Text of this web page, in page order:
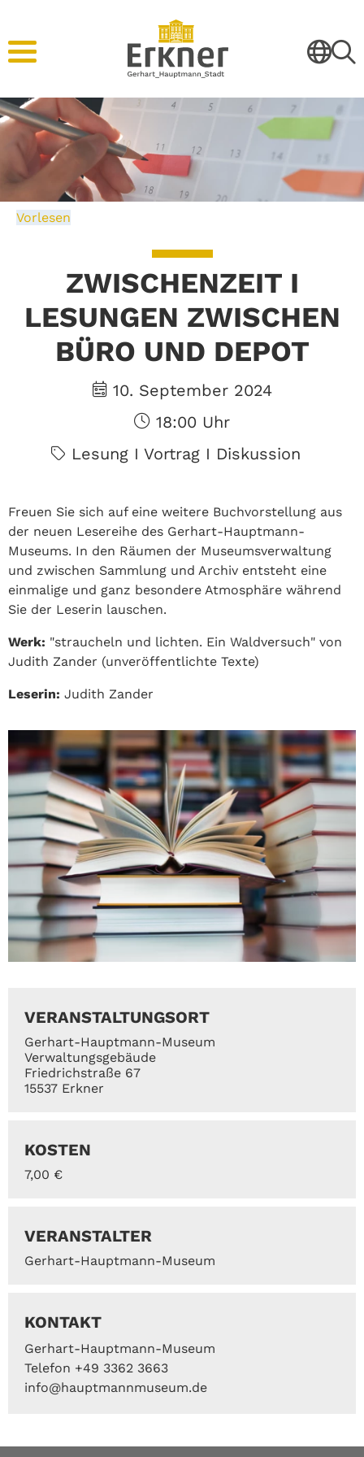
Vorlesen
ZWISCHENZEIT I
LESUNGEN ZWISCHEN
BÜRO UND DEPOT
10. September 2024
18:00 Uhr
Lesung I Vortrag I Diskussion
Freuen Sie sich auf eine weitere Buchvorstellung aus
der neuen Lesereihe des Gerhart-Hauptmann-
Museums. In den Räumen der Museumsverwaltung
und zwischen Sammlung und Archiv entsteht eine
einmalige und ganz besondere Atmosphäre während
Sie der Leserin lauschen.
Werk: "straucheln und lichten. Ein Waldversuch" von
Judith Zander (unveröffentlichte Texte)
Leserin: Judith Zander
VERANSTALTUNGSORT
Gerhart-Hauptmann-Museum
Verwaltungsgebäude
Friedrichstraße 67
15537 Erkner
KOSTEN
7,00 €
VERANSTALTER
Gerhart-Hauptmann-Museum
KONTAKT
Gerhart-Hauptmann-Museum
Telefon +49 3362 3663
info@hauptmannmuseum.de